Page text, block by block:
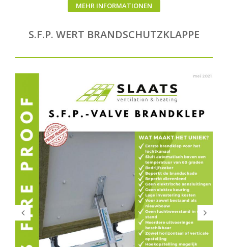
MEHR INFORMATIONEN
S.F.P. WERT BRANDSCHUTZKLAPPE